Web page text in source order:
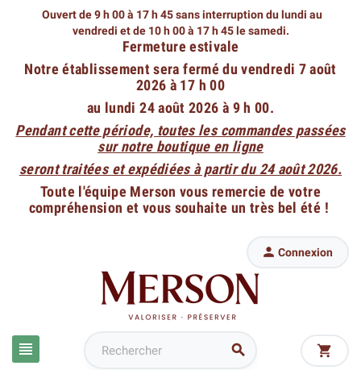
Ouvert de 9 h 00 à 17 h 45 sans interruption du lundi au
vendredi et de 10 h 00 à 17 h 45 le samedi.
Fermeture estivale
Notre établissement sera fermé du vendredi 7 août
2026 à 17 h 00
au lundi 24 août 2026 à 9 h 00.
Pendant cette période, toutes les commandes passées
sur notre boutique en ligne
seront traitées et expédiées à partir du 24 août 2026.
Toute l'équipe Merson vous remercie de votre
compréhension et vous souhaite un très bel été !
 
 Connexion
